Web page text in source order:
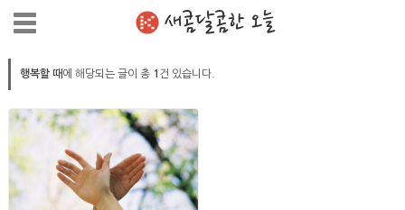
새콤달콤한 오늘
행복할 때에 해당되는 글이 총 1 건 있습니다.